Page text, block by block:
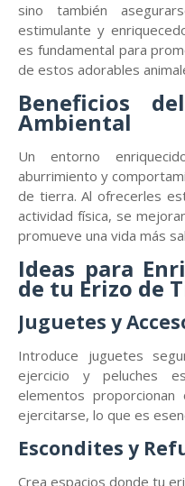
sino también
estimulante y
es fundamental para
de estos adorables
Beneficios
Ambiental
Un entorno
aburrimiento y
de tierra. Al ofrecerles
actividad física, se
promueve una vida más
Ideas para
de tu Erizo de
Juguetes y
Introduce juguetes
ejercicio y peluches
elementos
ejercitarse, lo que es
Escondites y
Crea espacios donde tu